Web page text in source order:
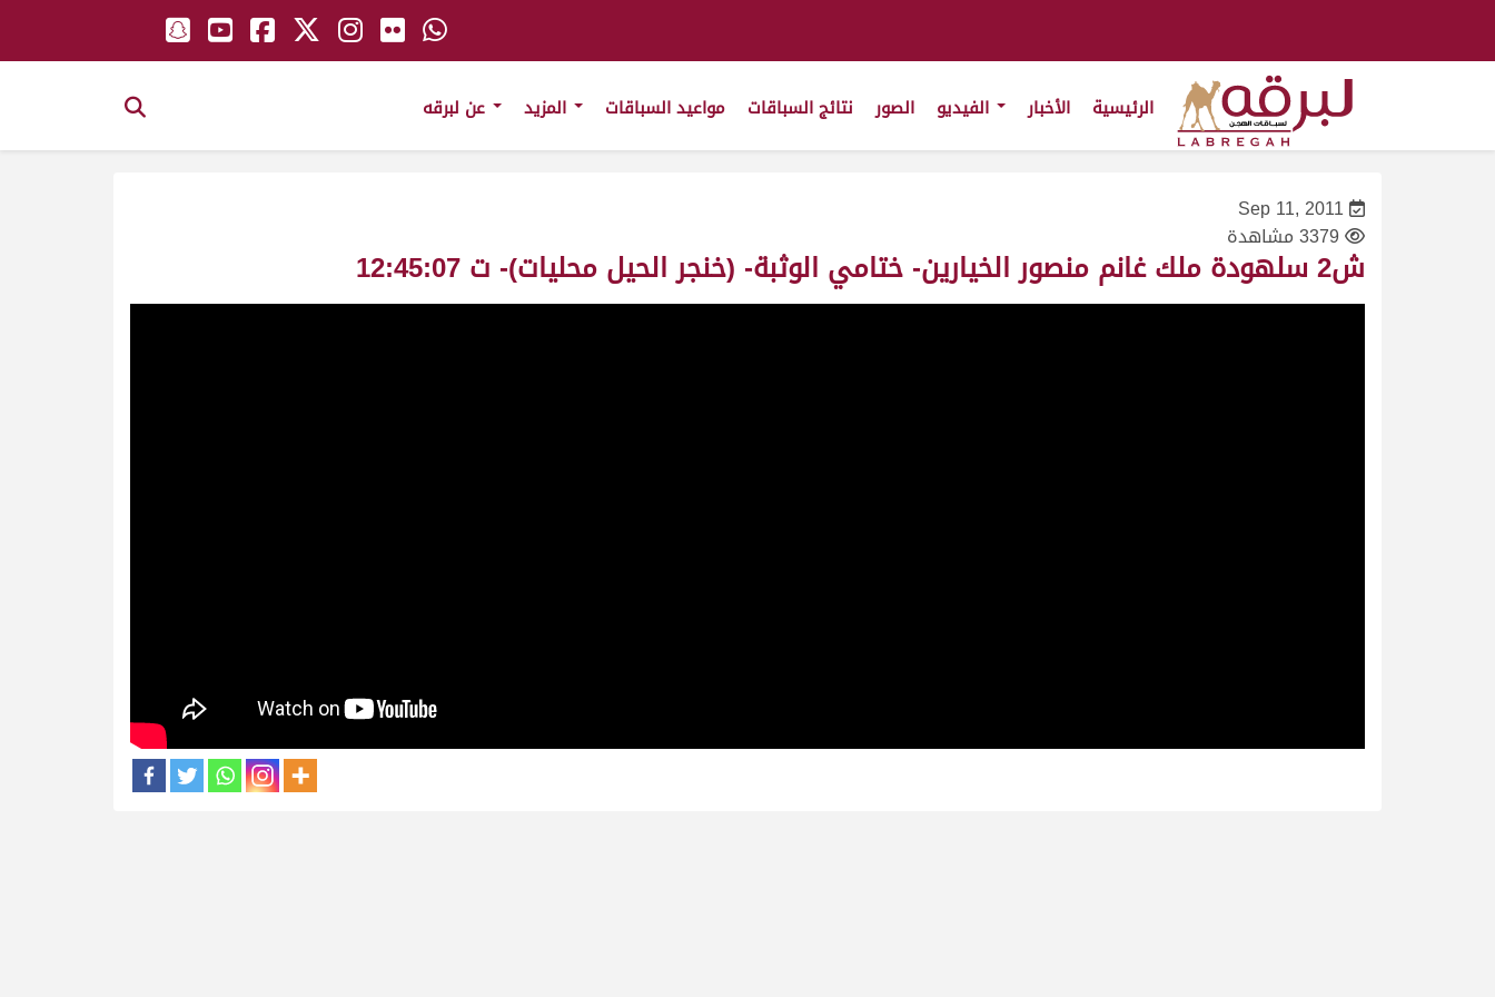
الرئيسية الأخبار الصور نتائج السباقات مواعيد السباقات
Sep 11, 2011
3379 مشاهدة
ش2 سلهودة ملك غانم منصور الخيارين- ختامي الوثبة- (خنجر الحيل محليات)- ت 12:45:07